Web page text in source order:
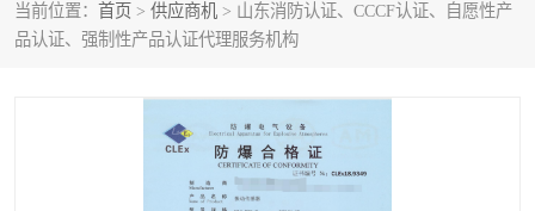
当前位置： 首页 > 供应商机 > 山东消防认证、CCCF认证、自愿性产
品认证、强制性产品认证代理服务机构